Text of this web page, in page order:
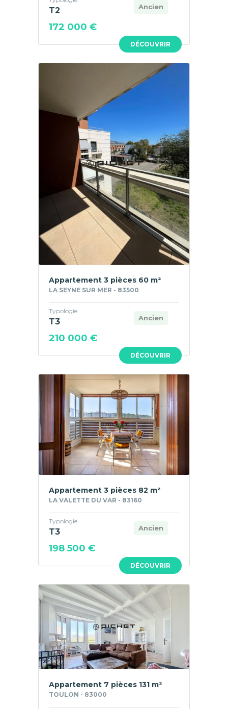
DÉCOUVRIR
Ancien
T2
172 000 €
DÉCOUVRIR
Appartement 3 pièces 60 m²
LA SEYNE SUR MER - 83500
Ancien
Typologie
T3
210 000 €
DÉCOUVRIR
Appartement 3 pièces 82 m²
LA VALETTE DU VAR - 83160
Ancien
Typologie
T3
198 500 €
Appartement 7 pièces 131 m²
TOULON - 83000